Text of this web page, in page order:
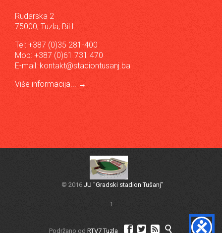
Rudarska 2
75000, Tuzla, BiH
Tel: +387 (0)35 281-400
Mob: +387 (0)61 731 470
E-mail: kontakt@stadiontusanj.ba
Više informacija...
→
© 2016 JU "Gradski stadion Tušanj"
↑
Podržano od RTV7 Tuzla    